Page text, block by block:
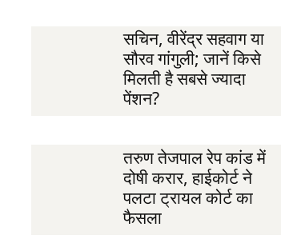
सचिन, वीरेंद्र सहवाग या
सौरव गांगुली; जानें किसे
मिलती है सबसे ज्यादा
पेंशन?
तरुण तेजपाल रेप कांड में
दोषी करार, हाईकोर्ट ने
पलटा ट्रायल कोर्ट का
फैसला